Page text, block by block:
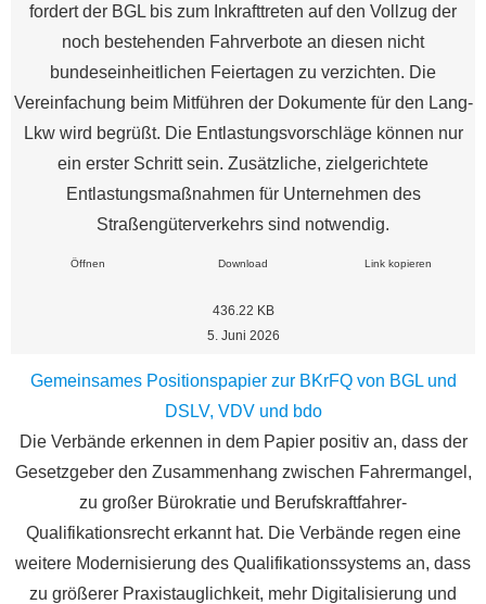
fordert der BGL bis zum Inkrafttreten auf den Vollzug der
noch bestehenden Fahrverbote an diesen nicht
bundeseinheitlichen Feiertagen zu verzichten. Die
Vereinfachung beim Mitführen der Dokumente für den Lang-
Lkw wird begrüßt. Die Entlastungsvorschläge können nur
ein erster Schritt sein. Zusätzliche, zielgerichtete
Entlastungsmaßnahmen für Unternehmen des
Straßengüterverkehrs sind notwendig.
Öffnen Download Link kopieren
436.22 KB
5. Juni 2026
Gemeinsames Positionspapier zur BKrFQ von BGL und
DSLV, VDV und bdo
Die Verbände erkennen in dem Papier positiv an, dass der
Gesetzgeber den Zusammenhang zwischen Fahrermangel,
zu großer Bürokratie und Berufskraftfahrer-
Qualifikationsrecht erkannt hat. Die Verbände regen eine
weitere Modernisierung des Qualifikationssystems an, dass
zu größerer Praxistauglichkeit, mehr Digitalisierung und